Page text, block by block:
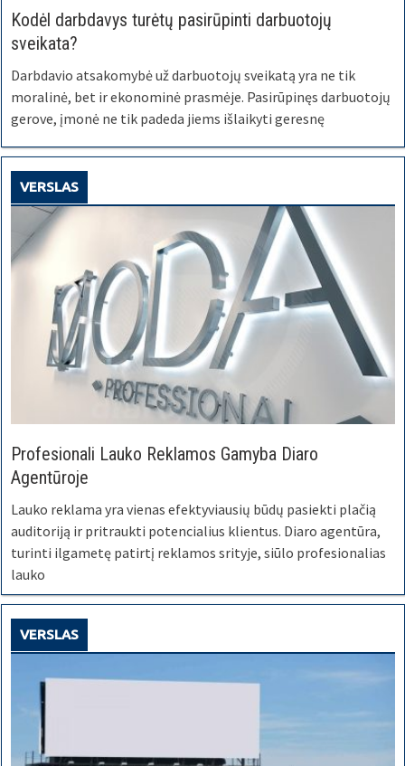
Kodėl darbdavys turėtų pasirūpinti darbuotojų
sveikata?
Darbdavio atsakomybė už darbuotojų sveikatą yra ne tik
moralinė, bet ir ekonominė prasmėje. Pasirūpinęs darbuotojų
gerove, įmonė ne tik padeda jiems išlaikyti geresnę
VERSLAS
Profesionali Lauko Reklamos Gamyba Diaro
Agentūroje
Lauko reklama yra vienas efektyviausių būdų pasiekti plačią
auditoriją ir pritraukti potencialius klientus. Diaro agentūra,
turinti ilgametę patirtį reklamos srityje, siūlo profesionalias
lauko
VERSLAS